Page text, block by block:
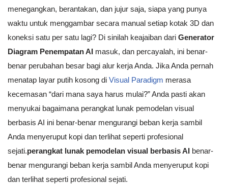
menegangkan, berantakan, dan jujur saja, siapa yang punya
waktu untuk menggambar secara manual setiap kotak 3D dan
koneksi satu per satu lagi? Di sinilah keajaiban dari Generator
Diagram Penempatan AI masuk, dan percayalah, ini benar-
benar perubahan besar bagi alur kerja Anda. Jika Anda pernah
menatap layar putih kosong di Visual Paradigm merasa
kecemasan “dari mana saya harus mulai?” Anda pasti akan
menyukai bagaimana perangkat lunak pemodelan visual
berbasis AI ini benar-benar mengurangi beban kerja sambil
Anda menyeruput kopi dan terlihat seperti profesional
sejati.perangkat lunak pemodelan visual berbasis AI benar-
benar mengurangi beban kerja sambil Anda menyeruput kopi
dan terlihat seperti profesional sejati.